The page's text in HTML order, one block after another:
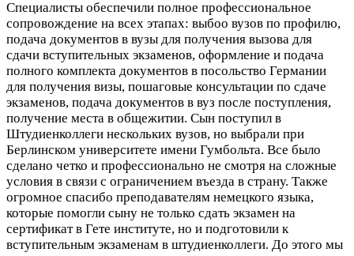
Специалисты обеспечили полное профессиональное
сопровождение на всех этапах: выбоо вузов по профилю,
подача документов в вузы для получения вызова для
сдачи вступительных экзаменов, оформление и подача
полного комплекта документов в посольство Германии
для получения визы, пошаговые консультации по сдаче
экзаменов, подача документов в вуз после поступления,
получение места в общежитии. Сын поступил в
Штудиенколлеги нескольких вузов, но выбрали при
Берлинском университете имени Гумбольта. Все было
сделано четко и профессионально не смотря на сложные
условия в связи с ограничением въезда в страну. Также
огромное спасибо преподавателям немецкого языка,
которые помогли сыну не только сдать экзамен на
сертификат в Гете институте, но и подготовили к
вступительным экзаменам в штудиенколлеги. До этого мы